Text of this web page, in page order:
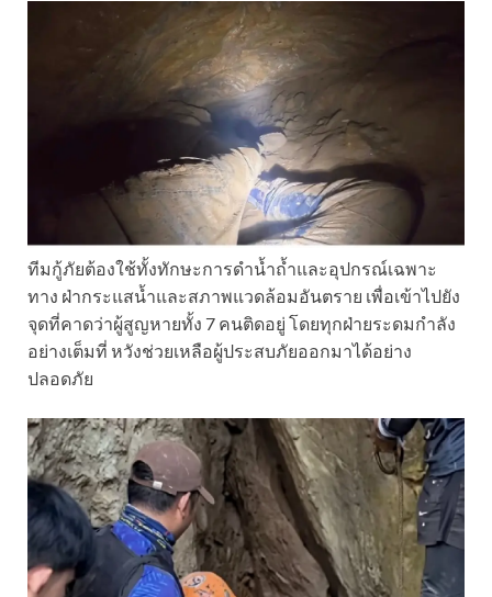
ทีมกู้ภัยต้องใช้ทั้งทักษะการดำน้ำถ้ำและอุปกรณ์เฉพาะ
ทาง ฝ่ากระแสน้ำและสภาพแวดล้อมอันตราย เพื่อเข้าไปยัง
จุดที่คาดว่าผู้สูญหายทั้ง 7 คนติดอยู่ โดยทุกฝ่ายระดมกำลัง
อย่างเต็มที่ หวังช่วยเหลือผู้ประสบภัยออกมาได้อย่าง
ปลอดภัย